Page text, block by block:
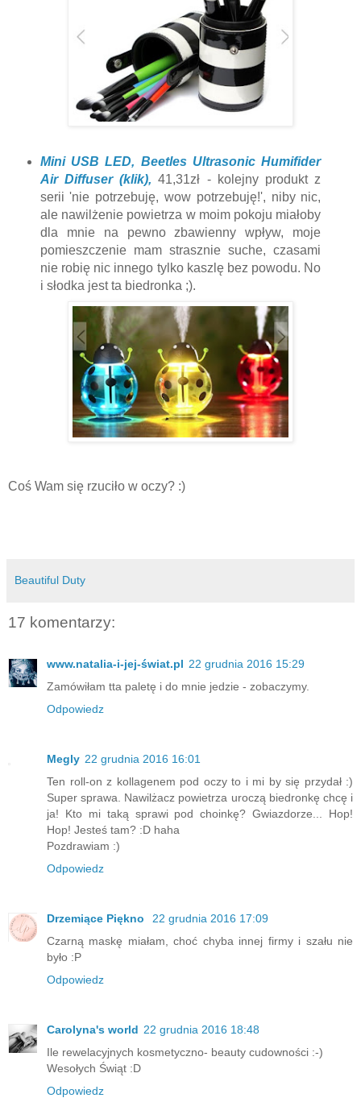
Mini USB LED, Beetles Ultrasonic Humifider
Air Diffuser (klik), 41,31zł - kolejny produkt z
serii 'nie potrzebuję, wow potrzebuję!', niby nic,
ale nawilżenie powietrza w moim pokoju miałoby
dla mnie na pewno zbawienny wpływ, moje
pomieszczenie mam strasznie suche, czasami
nie robię nic innego tylko kaszlę bez powodu. No
i słodka jest ta biedronka ;).
Coś Wam się rzuciło w oczy? :)
Beautiful Duty
17 komentarzy:
www.natalia-i-jej-świat.pl 22 grudnia 2016 15:29
Zamówiłam tta paletę i do mnie jedzie - zobaczymy.
Odpowiedz
Megly 22 grudnia 2016 16:01
Ten roll-on z kollagenem pod oczy to i mi by się przydał :)
Super sprawa. Nawilżacz powietrza uroczą biedronkę chcę i
ja! Kto mi taką sprawi pod choinkę? Gwiazdorze... Hop!
Hop! Jesteś tam? :D haha
Pozdrawiam :)
Odpowiedz
Drzemiące Piękno
22 grudnia 2016 17:09
Czarną maskę miałam, choć chyba innej firmy i szału nie
było :P
Odpowiedz
Carolyna's world 22 grudnia 2016 18:48
Ile rewelacyjnych kosmetyczno- beauty cudowności :-)
Wesołych Świąt :D
Odpowiedz